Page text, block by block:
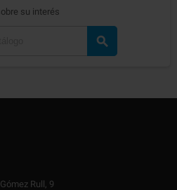
su interés

Rull, 9